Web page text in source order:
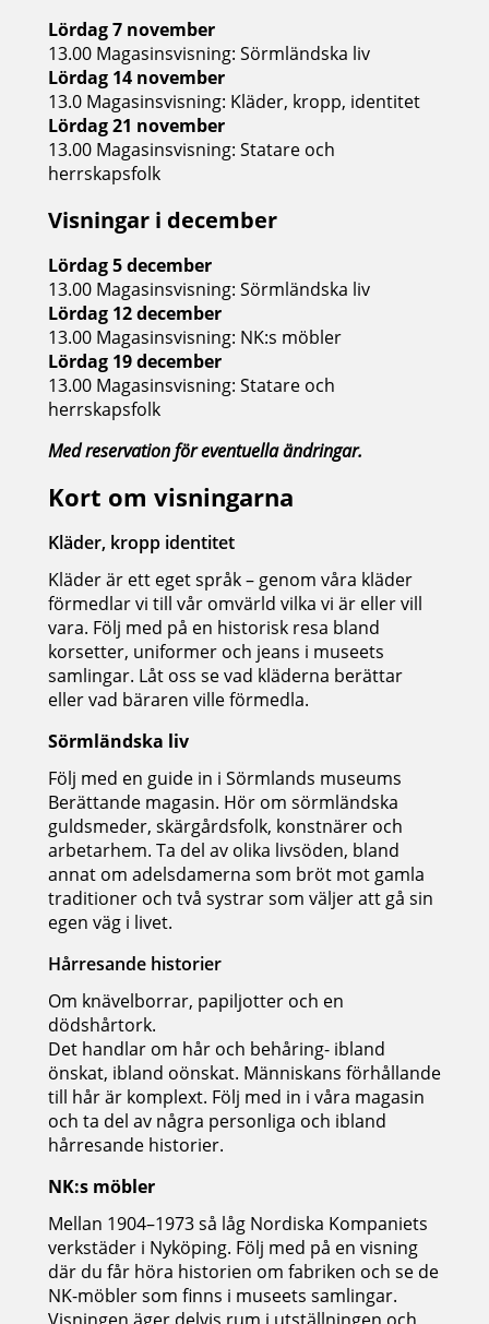
Lördag 7 november
13.00 Magasinsvisning: Sörmländska liv
Lördag 14 november
13.0 Magasinsvisning: Kläder, kropp, identitet
Lördag 21 november
13.00 Magasinsvisning: Statare och
herrskapsfolk
Visningar i december
Lördag 5 december
13.00 Magasinsvisning: Sörmländska liv
Lördag 12 december
13.00 Magasinsvisning: NK:s möbler
Lördag 19 december
13.00 Magasinsvisning: Statare och
herrskapsfolk
Med reservation för eventuella ändringar.
Kort om visningarna
Kläder, kropp identitet
Kläder är ett eget språk – genom våra kläder
förmedlar vi till vår omvärld vilka vi är eller vill
vara. Följ med på en historisk resa bland
korsetter, uniformer och jeans i museets
samlingar. Låt oss se vad kläderna berättar
eller vad bäraren ville förmedla.
Sörmländska liv
Följ med en guide in i Sörmlands museums
Berättande magasin. Hör om sörmländska
guldsmeder, skärgårdsfolk, konstnärer och
arbetarhem. Ta del av olika livsöden, bland
annat om adelsdamerna som bröt mot gamla
traditioner och två systrar som väljer att gå sin
egen väg i livet.
Hårresande historier
Om knävelborrar, papiljotter och en
dödshårtork.
Det handlar om hår och behåring- ibland
önskat, ibland oönskat. Människans förhållande
till hår är komplext. Följ med in i våra magasin
och ta del av några personliga och ibland
hårresande historier.
NK:s möbler
Mellan 1904–1973 så låg Nordiska Kompaniets
verkstäder i Nyköping. Följ med på en visning
där du får höra historien om fabriken och se de
NK-möbler som finns i museets samlingar.